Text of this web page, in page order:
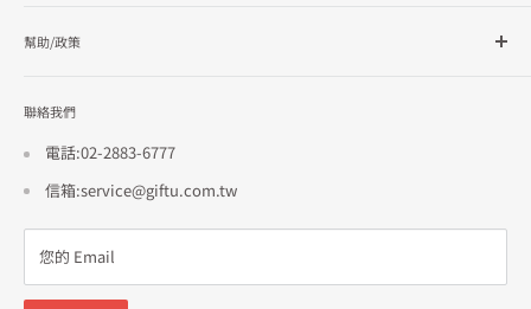
訂單查詢
幫助/政策
使用條款
招商合作
聯絡我們
電話:02-2883-6777
信箱:service@giftu.com.tw
您的 Email